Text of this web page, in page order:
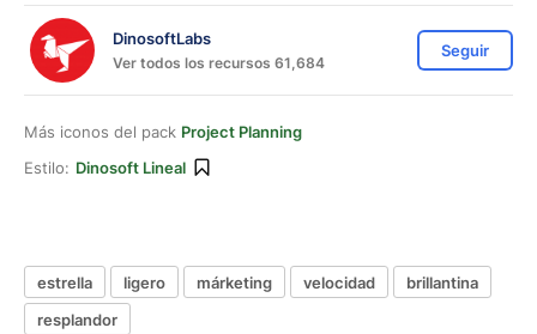
DinosoftLabs
Ver todos los recursos 61,684
Seguir
Más iconos del pack Project Planning
Estilo: Dinosoft Lineal
estrella ligero márketing velocidad
brillantina
resplandor